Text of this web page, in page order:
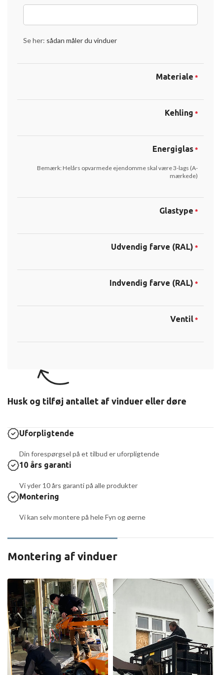
Se her: sådan måler du vinduer
Materiale *
Kehling *
Energiglas *
Bemærk: Helårs opvarmede ejendomme skal være 3-lags (A-
mærkede)
Glastype *
Udvendig farve (RAL) *
Indvendig farve (RAL) *
Ventil *
Husk og tilføj antallet af vinduer eller døre
Uforpligtende
Din forespørgsel på et tilbud er uforpligtende
10 års garanti
Vi yder 10 års garanti på alle produkter
Montering
Vi kan selv montere på hele Fyn og øerne
Montering af vinduer